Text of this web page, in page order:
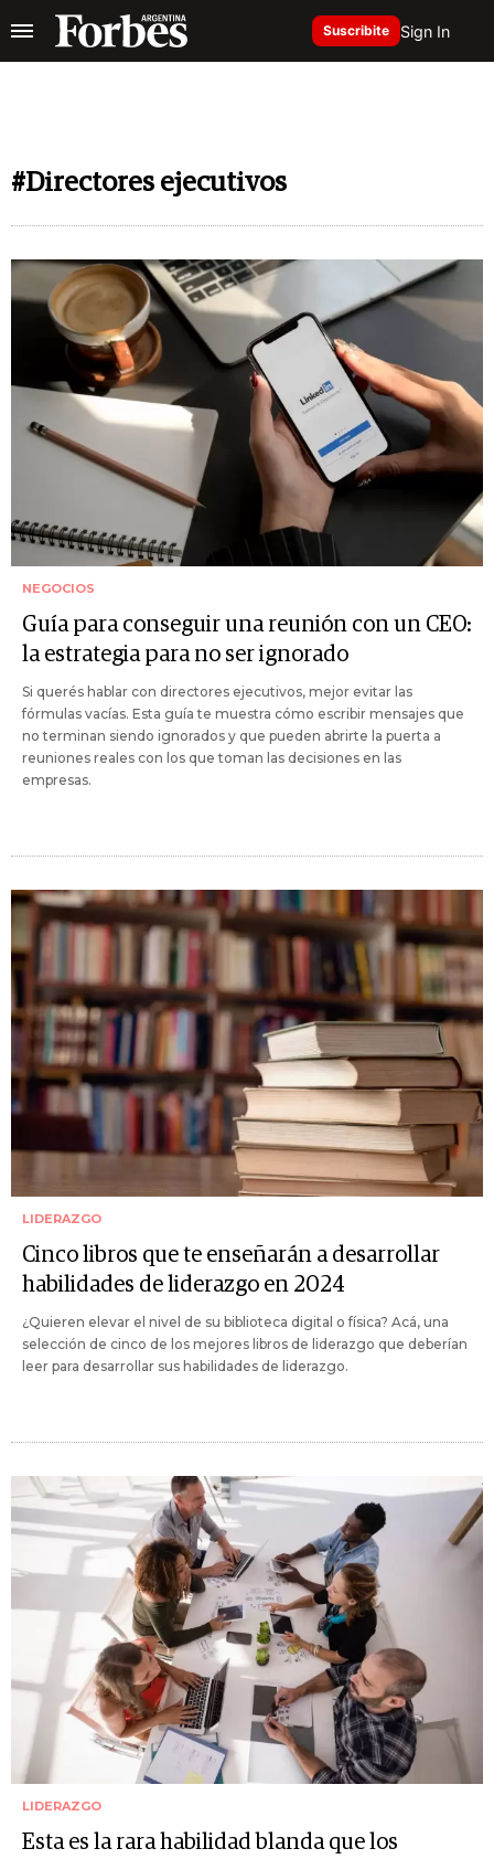
Suscribite Sign In
#Directores ejecutivos
NEGOCIOS
Guía para conseguir una reunión con un CEO:
la estrategia para no ser ignorado
Si querés hablar con directores ejecutivos, mejor evitar las
fórmulas vacías. Esta guía te muestra cómo escribir mensajes que
no terminan siendo ignorados y que pueden abrirte la puerta a
reuniones reales con los que toman las decisiones en las
empresas.
LIDERAZGO
Cinco libros que te enseñarán a desarrollar
habilidades de liderazgo en 2024
¿Quieren elevar el nivel de su biblioteca digital o física? Acá, una
selección de cinco de los mejores libros de liderazgo que deberían
leer para desarrollar sus habilidades de liderazgo.
LIDERAZGO
Esta es la rara habilidad blanda que los